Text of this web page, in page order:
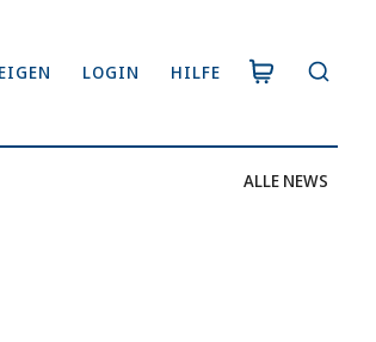
LOGIN HILFE
ALLE NEWS